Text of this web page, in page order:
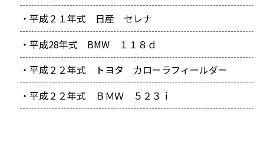
・平成２１年式 日産 セレナ
・平成28年式 BMW １１８ｄ
・平成２２年式 トヨタ カローラフィールダー
・平成２２年式 ＢＭＷ ５２３ｉ